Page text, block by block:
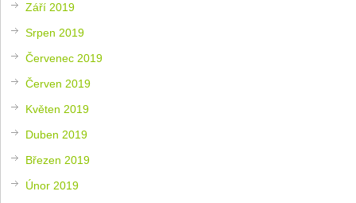
Září 2019
Srpen 2019
Červenec 2019
Červen 2019
Květen 2019
Duben 2019
Březen 2019
Únor 2019